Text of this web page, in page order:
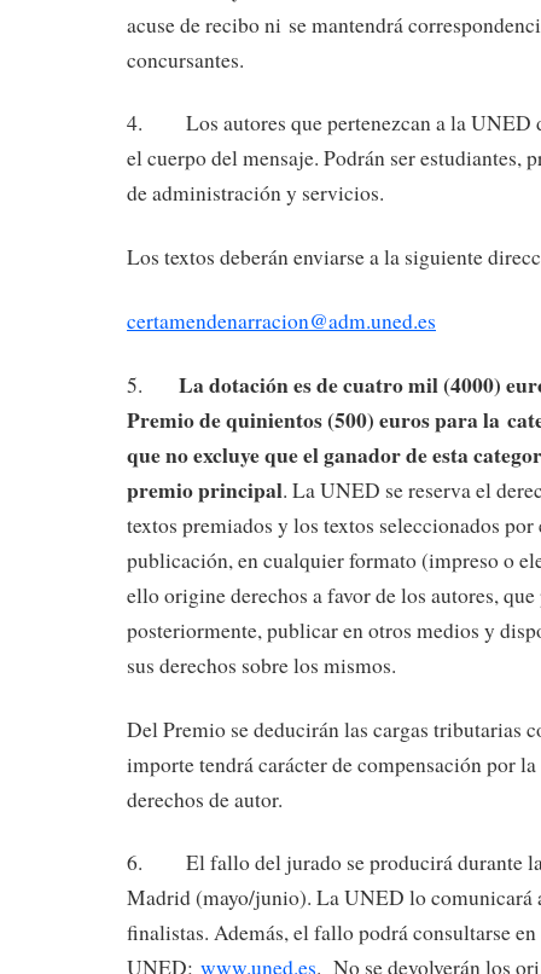
acuse de recibo ni se mantendrá
concursantes.
4. Los autores que pertenezcan a la UNED
el cuerpo del mensaje. Podrán ser estudiantes,
de administración y servicios.
Los textos deberán enviarse a la siguiente
certamendenarracion@adm.uned.es
5.
La dotación es de cuatro mil (4000)
Premio de quinientos (500) euros para la
que no excluye que el ganador de esta
premio principal. La UNED se reserva el
textos premiados y los textos seleccionados
publicación, en cualquier formato (impreso o
ello origine derechos a favor de los autores, que
posteriormente, publicar en otros medios y
sus derechos sobre los mismos.
Del Premio se deducirán las cargas tributarias
importe tendrá carácter de compensación por
derechos de autor.
6. El fallo del jurado se producirá durante
Madrid (mayo/junio). La UNED lo comunicará
finalistas. Además, el fallo podrá consultarse
UNED: www.uned.es. No se devolverán los